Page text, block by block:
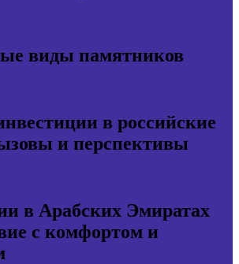
виды памятников
в российские
и перспективы
в Арабских Эмиратах
с комфортом и